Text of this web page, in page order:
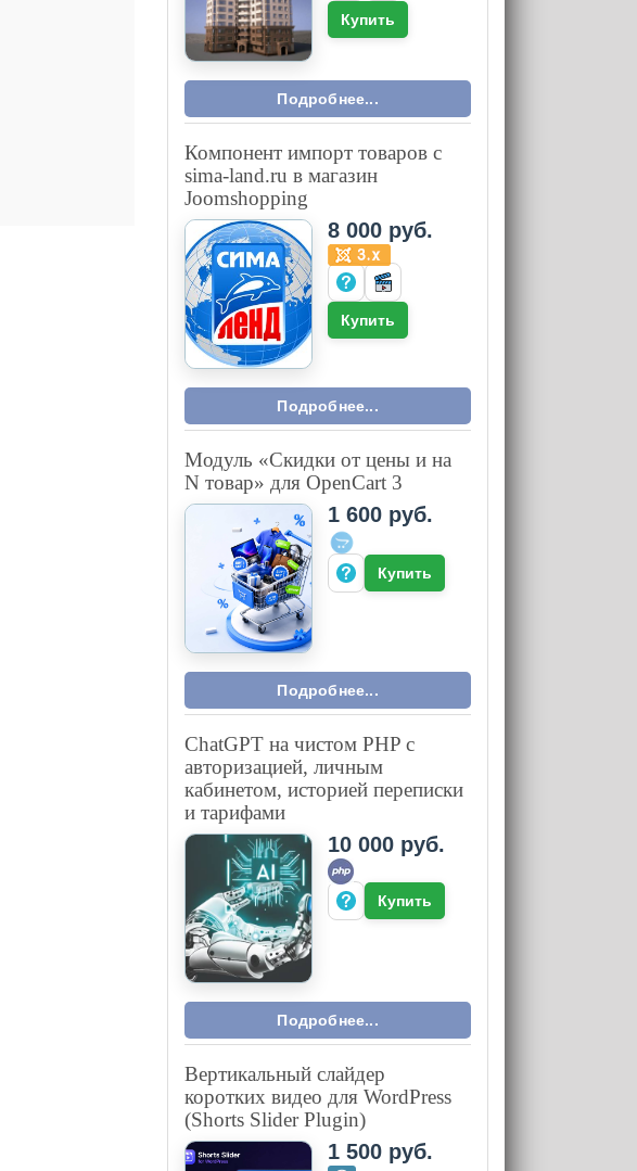
Купить
Подробнее...
Компонент импорт товаров с
sima-land.ru в магазин
Joomshopping
8 000 руб.
Купить
Подробнее...
Модуль «Скидки от цены и на
N товар» для OpenCart 3
1 600 руб.
Купить
Подробнее...
ChatGPT на чистом PHP с
авторизацией, личным
кабинетом, историей переписки
и тарифами
10 000 руб.
Купить
Подробнее...
Вертикальный слайдер
коротких видео для WordPress
(Shorts Slider Plugin)
1 500 руб.